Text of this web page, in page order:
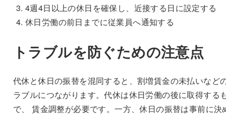
4週4日以上の休日を確保し、近接する日に設定する
休日労働の前日までに従業員へ通知する
トラブルを防ぐための注意点
代休と休日の振替を混同すると、割増賃金の未払いなど
ラブルにつながります。代休は休日労働の後に取得する
で、 賃金調整が必要です。一方、休日の振替は事前に決